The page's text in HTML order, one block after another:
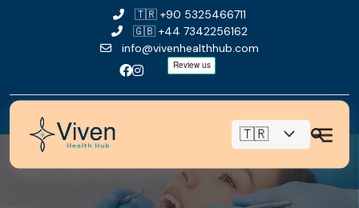
🇹🇷 +90 5325466711
🇬🇧 +44 7342256162
info@vivenhealthhub.com